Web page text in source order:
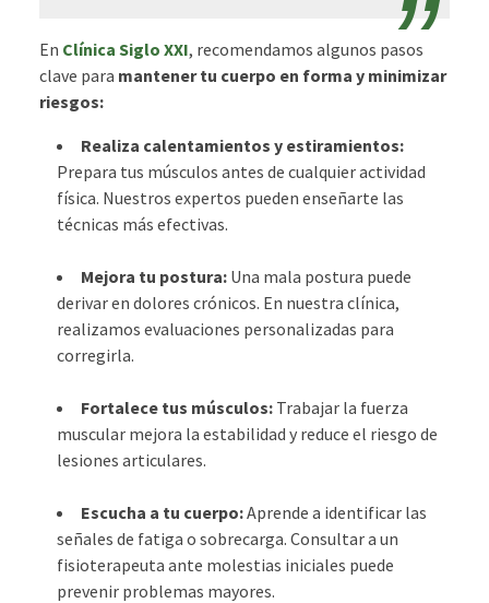
En Clínica Siglo XXI, recomendamos algunos pasos
clave para mantener tu cuerpo en forma y minimizar
riesgos:
Realiza calentamientos y estiramientos:
Prepara tus músculos antes de cualquier actividad
física. Nuestros expertos pueden enseñarte las
técnicas más efectivas.
Mejora tu postura: Una mala postura puede
derivar en dolores crónicos. En nuestra clínica,
realizamos evaluaciones personalizadas para
corregirla.
Fortalece tus músculos: Trabajar la fuerza
muscular mejora la estabilidad y reduce el riesgo de
lesiones articulares.
Escucha a tu cuerpo:Aprende a identificar las
señales de fatiga o sobrecarga. Consultar a un
fisioterapeuta ante molestias iniciales puede
prevenir problemas mayores.